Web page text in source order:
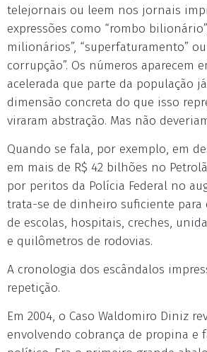
telejornais ou leem nos jornais
expressões como “rombo
milionários”, “superfaturamento”
corrupção”. Os números aparecem
acelerada que parte da população
dimensão concreta do que isso
viraram abstração. Mas não
Quando se fala, por exemplo, em
em mais de R$ 42 bilhões no
por peritos da Polícia Federal no
trata-se de dinheiro suficiente
de escolas, hospitais, creches,
e quilômetros de rodovias.
A cronologia dos escândalos
repetição.
Em 2004, o Caso Waldomiro Diniz
envolvendo cobrança de propina e